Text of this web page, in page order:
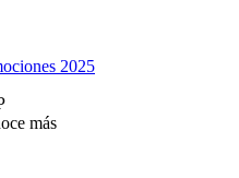
2025
más